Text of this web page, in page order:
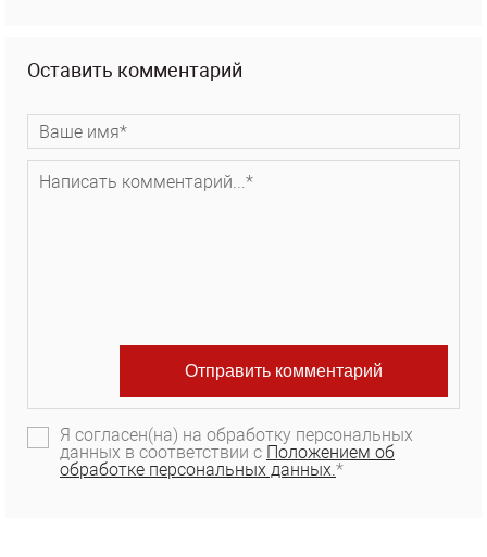
Оставить комментарий
Я согласен(на) на обработку персональных
данных в соответствии с Положением об
обработке персональных данных.*